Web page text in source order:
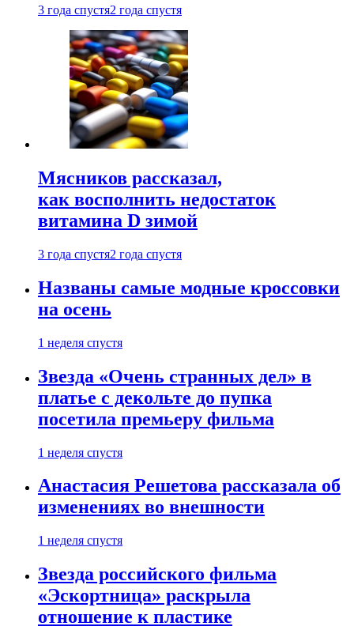
3 года спустя2 года спустя
Мясников рассказал,
как восполнить недостаток
витамина D зимой
3 года спустя2 года спустя
Названы самые модные кроссовки
на осень
1 неделя спустя
Звезда «Очень странных дел» в
платье с декольте до пупка
посетила премьеру фильма
1 неделя спустя
Анастасия Решетова рассказала об
изменениях во внешности
1 неделя спустя
Звезда российского фильма
«Эскортница» раскрыла
отношение к пластике